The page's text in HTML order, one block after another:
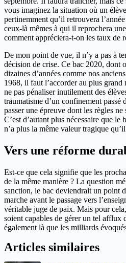
vous imaginez la situation où un
pertinemment qu’il retrouvera
ceux-là mêmes à qui il reprochera
comment appréciera-t-on les taux de
De mon point de vue, il n’y a pas à
décision de crise. Ce bac 2020, dont
dizaines d’années comme nos
1968, il faut l’accorder au plus grand
ne pas pénaliser inutilement des
traumatisme d’un confinement passé
passer une épreuve dont les règles
C’est d’autant plus nécessaire que le
n’a plus la même valeur tragique
Vers une réforme
Est-ce que cela signifie que les
de la même manière ? La question
sanction, le bac deviendrait un point
marche avant le passage vers
véritable juge de paix. Mais pour
soient capables de gérer un tel afflux
également là que les milliards
Articles similaires